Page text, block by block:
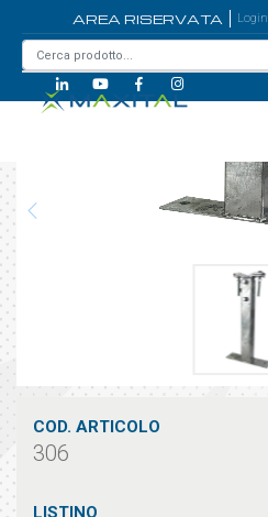
AREA RISERVATA Login
COD. ARTICOLO
306
LISTINO